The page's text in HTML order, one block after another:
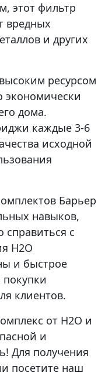
этот фильтр
вредных
и других
ресурсом
экономически
дома.
каждые 3-6
исходной
Барьер
навыков,
справиться с
Н2О
и быстрое
покупки
клиентов.
от Н2О и
и
Для получения
посетите наш